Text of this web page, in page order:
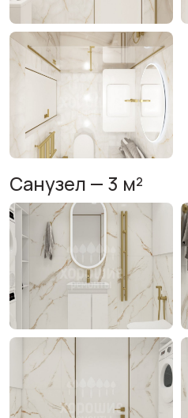
Санузел — 3 м²